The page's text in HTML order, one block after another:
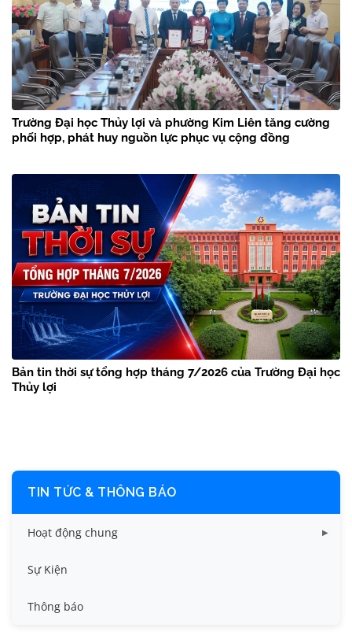
Trường Đại học Thủy lợi và phường Kim Liên tăng cường
phối hợp, phát huy nguồn lực phục vụ cộng đồng
Bản tin thời sự tổng hợp tháng 7/2026 của Trường Đại học
Thủy lợi
TIN TỨC & THÔNG BÁO
Hoạt động chung
Tin công tác sinh viên
Tin đào tạo
Sự Kiện
Thông báo